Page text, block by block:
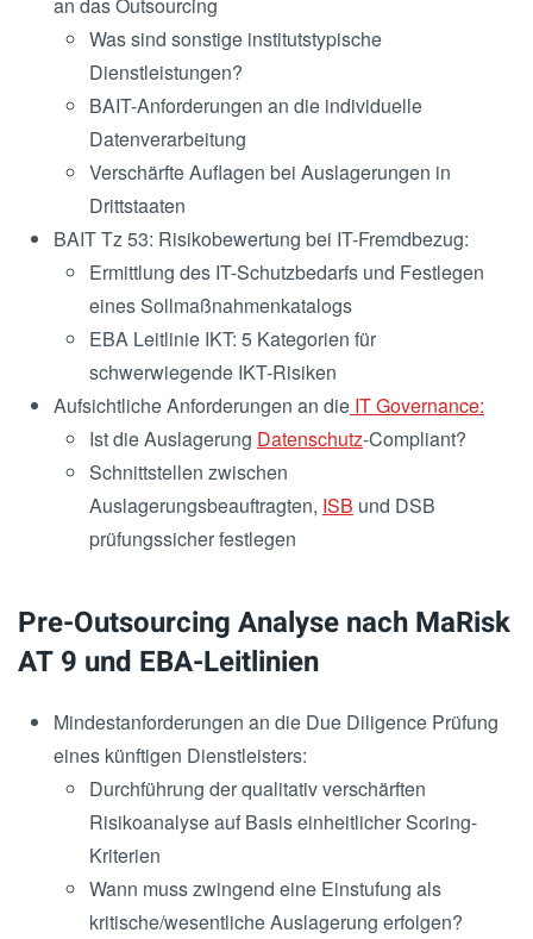
Was sind sonstige institutstypische
Dienstleistungen?
BAIT-Anforderungen an die individuelle
Datenverarbeitung
Verschärfte Auflagen bei Auslagerungen in
Drittstaaten
BAIT Tz 53: Risikobewertung bei IT-Fremdbezug:
Ermittlung des IT-Schutzbedarfs und Festlegen
eines Sollmaßnahmenkatalogs
EBA Leitlinie IKT: 5 Kategorien für
schwerwiegende IKT-Risiken
Aufsichtliche Anforderungen an die IT Governance:
Ist die Auslagerung Datenschutz-Compliant?
Schnittstellen zwischen
Auslagerungsbeauftragten, ISB und DSB
prüfungssicher festlegen
Pre-Outsourcing Analyse nach MaRisk
AT 9 und EBA-Leitlinien
Mindestanforderungen an die Due Diligence Prüfung
eines künftigen Dienstleisters:
Durchführung der qualitativ verschärften
Risikoanalyse auf Basis einheitlicher Scoring-
Kriterien
Wann muss zwingend eine Einstufung als
kritische/wesentliche Auslagerung erfolgen?